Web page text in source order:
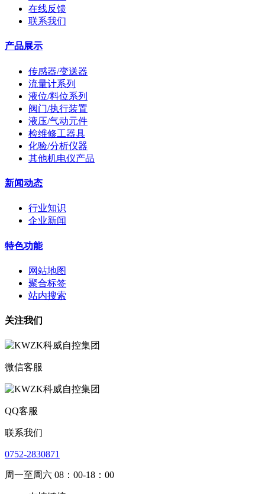
在线反馈
联系我们
产品展示
传感器/变送器
流量计系列
液位/料位系列
阀门/执行装置
液压/气动元件
检维修工器具
化验/分析仪器
其他机电仪产品
新闻动态
行业知识
企业新闻
特色功能
网站地图
聚合标签
站内搜索
关注我们
微信客服
QQ客服
联系我们
0752-2830871
周一至周六 08：00-18：00